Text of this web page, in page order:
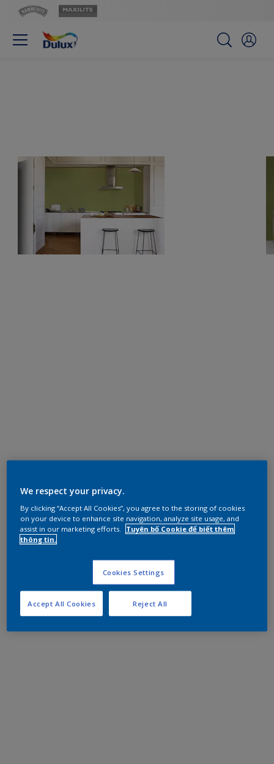
We respect your privacy.
By clicking “Accept All Cookies”, you agree to the storing of cookies
on your device to enhance site navigation, analyze site usage, and
assist in our marketing efforts.
Tuyên bố Cookie để biết thêm
thông tin.
Cookies Settings
Reject All
Accept All Cookies